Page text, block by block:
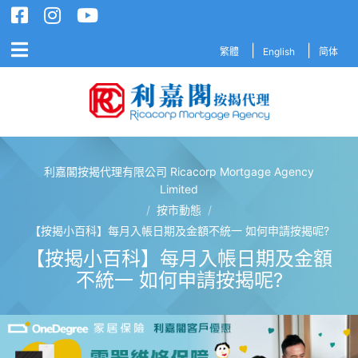
繁體 English 简体
利嘉閣按揭代理有限公司 Ricacorp Mortgage Agency
Limited
/ 按市動態 /
【按揭小百科】每月入帳日期及金額不統一 如何申請按揭呢?
【按揭小百科】每月入帳日期及金額
不統一 如何申請按揭呢?